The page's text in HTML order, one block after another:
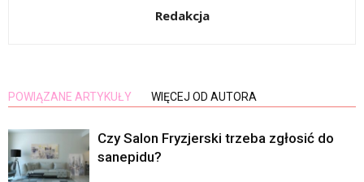
Redakcja
POWIĄZANE ARTYKUŁY WIĘCEJ OD AUTORA
Czy Salon Fryzjerski trzeba zgłosić do
sanepidu?